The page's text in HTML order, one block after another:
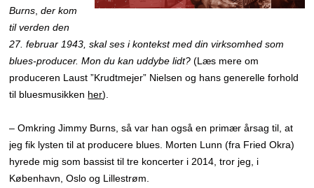
Burns ,der kom
til verden den
27. februar 1943, skal ses i kontekst med din virksomhed som
blues-producer. Mon du kan uddybe lidt? (Læs mere om
produceren Laust ”Krudtmejer” Nielsen og hans generelle forhold
til bluesmusikken her).
– Omkring Jimmy Burns, så var han også en primær årsag til, at
jeg fik lysten til at producere blues. Morten Lunn (fra Fried Okra)
hyrede mig som bassist til tre koncerter i 2014, tror jeg, i
København, Oslo og Lillestrøm.